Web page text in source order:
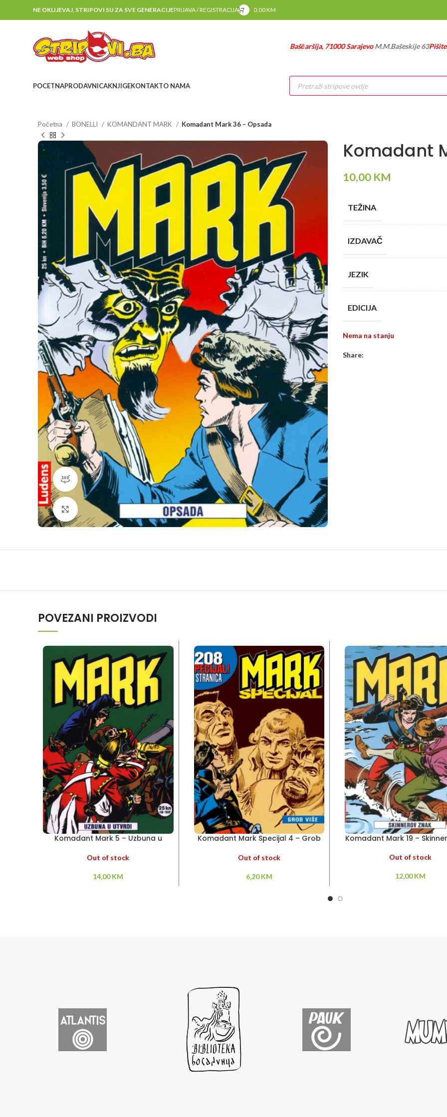
NE OKLIJEVAJ, STRIPOVI SU ZA SVE GENERACIJEPRIJAVA / REGISTRACIJA 0,00KM
Baščaršija, 71000 SarajevoM.M.Bašeskije 63
POCETNAPRODAVNICAKNJIGEKONTAKTO NAMA
Products
search
Početna BONELLI KOMANDANT MARK Komadant Mark 36 – Opsada
360 product view
Klikni da povečaš
Komadant
10,00 KM
TEŽINA
IZDAVAČ
JEZIK
EDICIJA
Nema na stanju
Share:
POVEZANI PROIZVODI
Komadant Mark 5 – Uzbuna u
Out of stock
14,00KM
Komadant Mark Specijal 4 – Grob
Out of stock
6,20KM
Komadant Mark 19 –
Out of stock
12,00KM